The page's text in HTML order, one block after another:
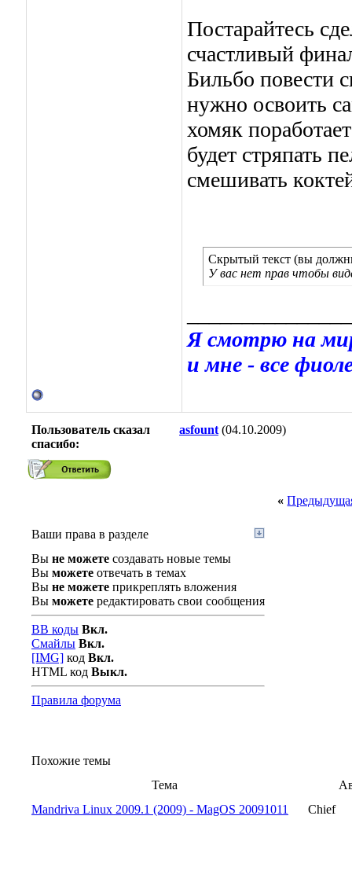
Постарайтесь
счастливый
Бильбо повести
нужно освоить
хомяк
будет стряпать
смешивать
Скрытый текст (вы
У вас нет прав чтобы
Я смотрю на мир
и мне - все
Пользователь сказал
cпасибо:
asfount (04.10.2009)
«
Ваши права в разделе
Вы не можете создавать новые темы
Вы можете отвечать в темах
Вы не можете прикреплять вложения
Вы можете редактировать свои сообщения
BB коды Вкл.
Смайлы Вкл.
[IMG] код Вкл.
HTML код Выкл.
Правила форума
Похожие темы
Тема
Mandriva Linux 2009.1 (2009) - MagOS 20091011
Chief